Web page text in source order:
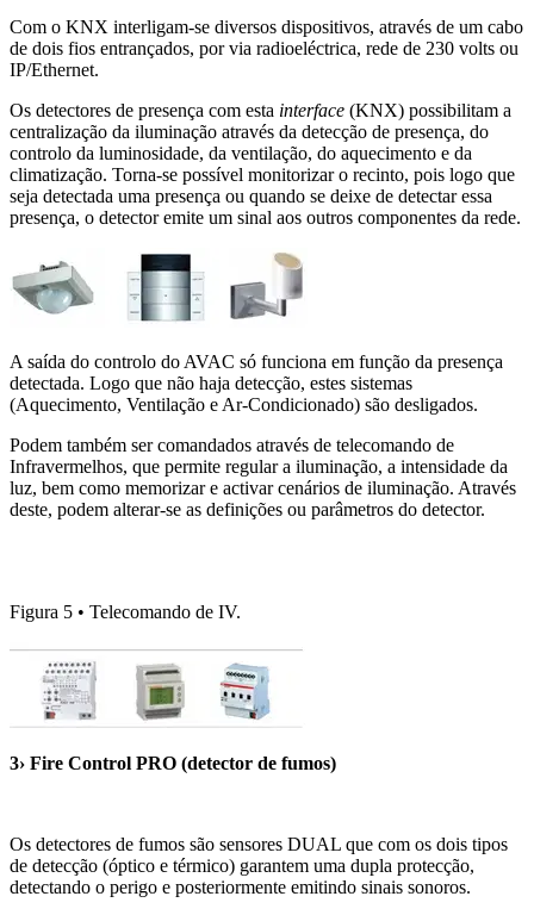
Com o KNX interligam-se diversos dispositivos, através de um cabo
de dois fios entrançados, por via radioeléctrica, rede de 230 volts ou
IP/Ethernet.
Os detectores de presença com esta interface (KNX) possibilitam a
centralização da iluminação através da detecção de presença, do
controlo da luminosidade, da ventilação, do aquecimento e da
climatização. Torna-se possível monitorizar o recinto, pois logo que
seja detectada uma presença ou quando se deixe de detectar essa
presença, o detector emite um sinal aos outros componentes da rede.
A saída do controlo do AVAC só funciona em função da presença
detectada. Logo que não haja detecção, estes sistemas
(Aquecimento, Ventilação e Ar-Condicionado) são desligados.
Podem também ser comandados através de telecomando de
Infravermelhos, que permite regular a iluminação, a intensidade da
luz, bem como memorizar e activar cenários de iluminação. Através
deste, podem alterar-se as definições ou parâmetros do detector.
Figura 5 • Telecomando de IV.
3› Fire Control PRO (detector de fumos)
Os detectores de fumos são sensores DUAL que com os dois tipos
de detecção (óptico e térmico) garantem uma dupla protecção,
detectando o perigo e posteriormente emitindo sinais sonoros.